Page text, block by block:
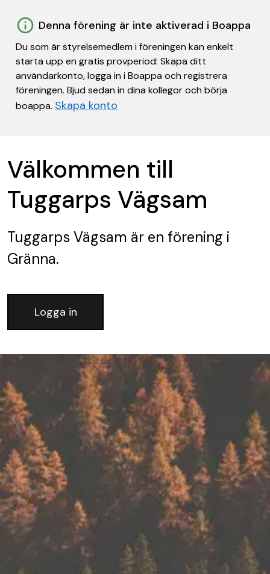
Denna förening är inte aktiverad i Boappa
Du som är styrelsemedlem i föreningen kan enkelt
starta upp en gratis provperiod: Skapa ditt
användarkonto, logga in i Boappa och registrera
föreningen. Bjud sedan in dina kollegor och börja
boappa. Skapa konto
Välkommen till
Tuggarps Vägsam
Tuggarps Vägsam är en förening i
Gränna.
Logga in